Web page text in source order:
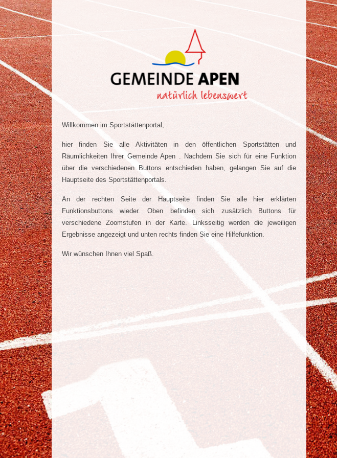
Willkommen im Sportstättenportal,
hier finden Sie alle Aktivitäten in den öffentlichen Sportstätten und
Räumlichkeiten Ihrer Gemeinde Apen . Nachdem Sie sich für eine Funktion
über die verschiedenen Buttons entschieden haben, gelangen Sie auf die
Hauptseite des Sportstättenportals.
An der rechten Seite der Hauptseite finden Sie alle hier erklärten
Funktionsbuttons wieder. Oben befinden sich zusätzlich Buttons für
verschiedene Zoomstufen in der Karte. Linksseitig werden die jeweiligen
Ergebnisse angezeigt und unten rechts finden Sie eine Hilfefunktion.
Wir wünschen Ihnen viel Spaß.